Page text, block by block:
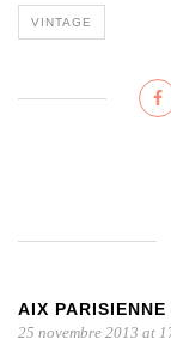
VINTAGE
AIX PARISIENNE
25 novembre 2013 at